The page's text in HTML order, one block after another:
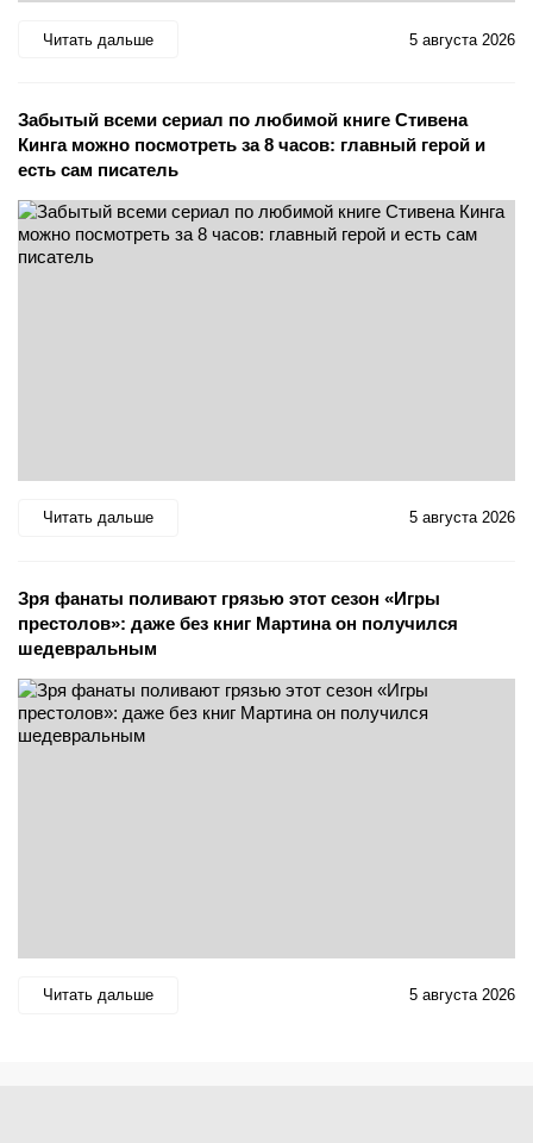
Читать дальше 5 августа 2026
Забытый всеми сериал по любимой книге Стивена
Кинга можно посмотреть за 8 часов: главный герой и
есть сам писатель
Читать дальше 5 августа 2026
Зря фанаты поливают грязью этот сезон «Игры
престолов»: даже без книг Мартина он получился
шедевральным
Читать дальше 5 августа 2026